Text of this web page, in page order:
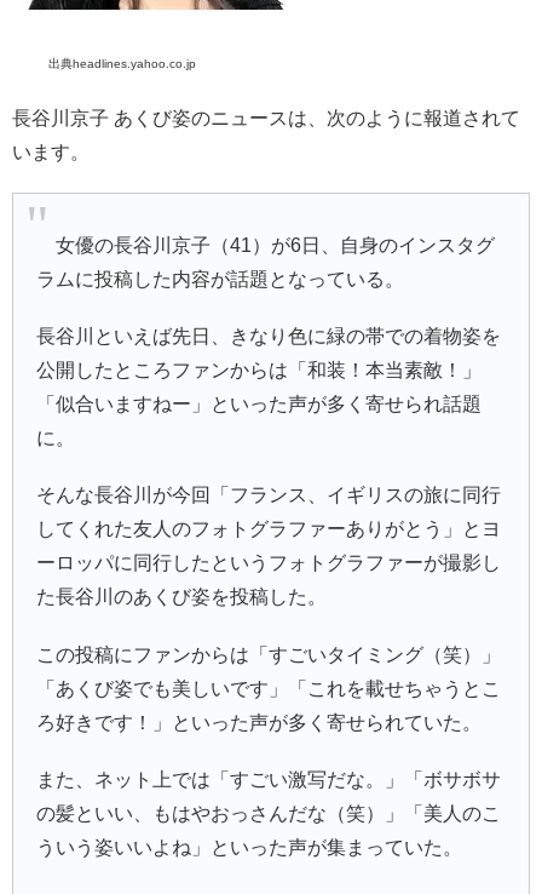
出典headlines.yahoo.co.jp
長谷川京子 あくび姿のニュースは、次のように報道されて
います。
女優の長谷川京子（41）が6日、自身のインスタグ
ラムに投稿した内容が話題となっている。
長谷川といえば先日、きなり色に緑の帯での着物姿を
公開したところファンからは「和装！本当素敵！」
「似合いますねー」といった声が多く寄せられ話題
に。
そんな長谷川が今回「フランス、イギリスの旅に同行
してくれた友人のフォトグラファーありがとう」とヨ
ーロッパに同行したというフォトグラファーが撮影し
た長谷川のあくび姿を投稿した。
この投稿にファンからは「すごいタイミング（笑）」
「あくび姿でも美しいです」「これを載せちゃうとこ
ろ好きです！」といった声が多く寄せられていた。
また、ネット上では「すごい激写だな。」「ボサボサ
の髪といい、もはやおっさんだな（笑）」「美人のこ
ういう姿いいよね」といった声が集まっていた。